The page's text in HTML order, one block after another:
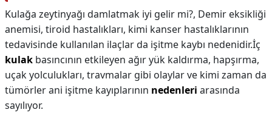
Kulağa zeytinyağı damlatmak iyi gelir mi?, Demir eksikliği
anemisi, tiroid hastalıkları, kimi kanser hastalıklarının
tedavisinde kullanılan ilaçlar da işitme kaybı nedenidir.İç
kulak basıncının etkileyen ağır yük kaldırma, hapşırma,
uçak yolculukları, travmalar gibi olaylar ve kimi zaman da
tümörler ani işitme kayıplarının nedenleri arasında
sayılıyor.